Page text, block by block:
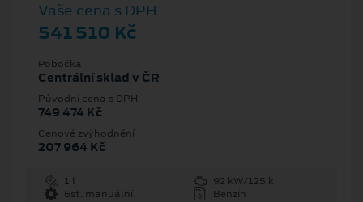
Vaše cena s DPH
541 510 Kč
Pobočka
Centrální sklad v ČR
Původní cena s DPH
749 474 Kč
Cenové zvýhodnění
207 964 Kč
1 l
92 kW/125 k
6st. manuální
Benzín